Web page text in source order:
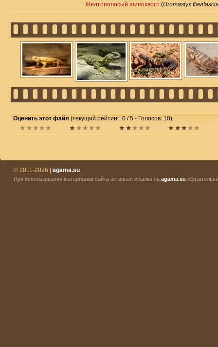
Желтополосый шипохвост (Uromastyx
Оценить этот файл (текущий рейтинг: 0 / 5 - Голосов: 10)
© 2011-2026 | agama.su
При использовании материалов сайта активная ссылка на agama.su